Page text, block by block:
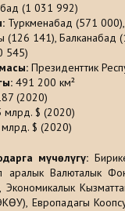
(1 031 992)
: Туркменабад (571
(126 141), Балканабад
545)
: Президенттик
491 200 км²
(2020)
млрд. $ (2020)
$ (2020)
мүчөлүгү:
аралык Валюталык
Экономикалык
Европадагы